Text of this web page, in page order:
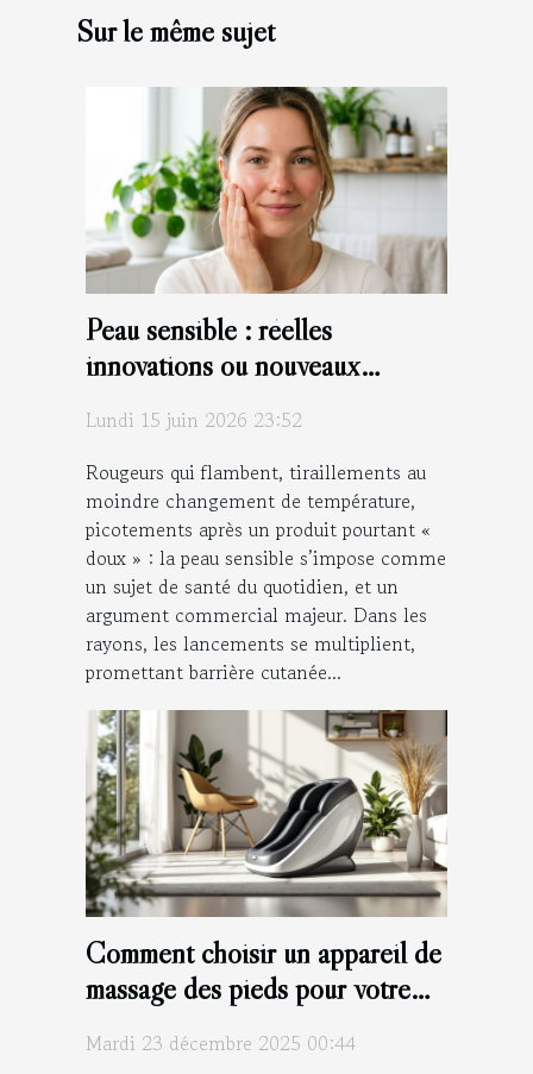
Sur le même sujet
Peau sensible : réelles
innovations ou nouveaux
Lundi 15 juin 2026 23:52
Rougeurs qui flambent, tiraillements au
moindre changement de température,
picotements après un produit pourtant «
doux » : la peau sensible s’impose comme
un sujet de santé du quotidien, et un
argument commercial majeur. Dans les
rayons, les lancements se multiplient,
promettant barrière cutanée...
Comment choisir un appareil de
massage des pieds pour votre
Mardi 23 décembre 2025 00:44